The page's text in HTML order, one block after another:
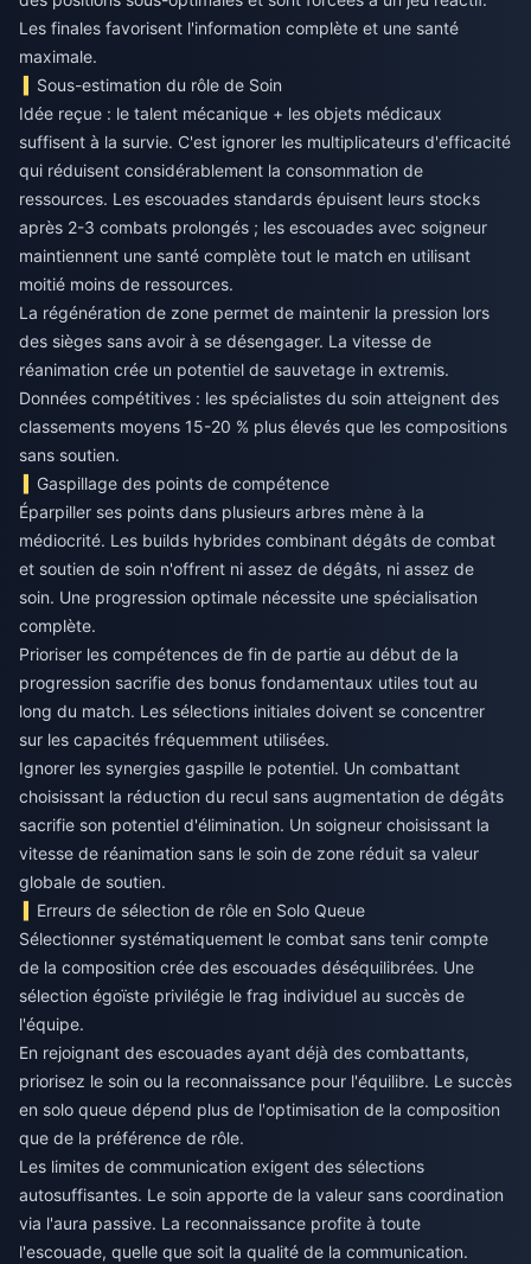
Les finales favorisent l'information complète et une santé
maximale.
Sous-estimation du rôle de Soin
Idée reçue : le talent mécanique + les objets médicaux
suffisent à la survie. C'est ignorer les multiplicateurs d'efficacité
qui réduisent considérablement la consommation de
ressources. Les escouades standards épuisent leurs stocks
après 2-3 combats prolongés ; les escouades avec soigneur
maintiennent une santé complète tout le match en utilisant
moitié moins de ressources.
La régénération de zone permet de maintenir la pression lors
des sièges sans avoir à se désengager. La vitesse de
réanimation crée un potentiel de sauvetage in extremis.
Données compétitives : les spécialistes du soin atteignent des
classements moyens 15-20 % plus élevés que les compositions
sans soutien.
Gaspillage des points de compétence
Éparpiller ses points dans plusieurs arbres mène à la
médiocrité. Les builds hybrides combinant dégâts de combat
et soutien de soin n'offrent ni assez de dégâts, ni assez de
soin. Une progression optimale nécessite une spécialisation
complète.
Prioriser les compétences de fin de partie au début de la
progression sacrifie des bonus fondamentaux utiles tout au
long du match. Les sélections initiales doivent se concentrer
sur les capacités fréquemment utilisées.
Ignorer les synergies gaspille le potentiel. Un combattant
choisissant la réduction du recul sans augmentation de dégâts
sacrifie son potentiel d'élimination. Un soigneur choisissant la
vitesse de réanimation sans le soin de zone réduit sa valeur
globale de soutien.
Erreurs de sélection de rôle en Solo Queue
Sélectionner systématiquement le combat sans tenir compte
de la composition crée des escouades déséquilibrées. Une
sélection égoïste privilégie le frag individuel au succès de
l'équipe.
En rejoignant des escouades ayant déjà des combattants,
priorisez le soin ou la reconnaissance pour l'équilibre. Le succès
en solo queue dépend plus de l'optimisation de la composition
que de la préférence de rôle.
Les limites de communication exigent des sélections
autosuffisantes. Le soin apporte de la valeur sans coordination
via l'aura passive. La reconnaissance profite à toute
l'escouade, quelle que soit la qualité de la communication.